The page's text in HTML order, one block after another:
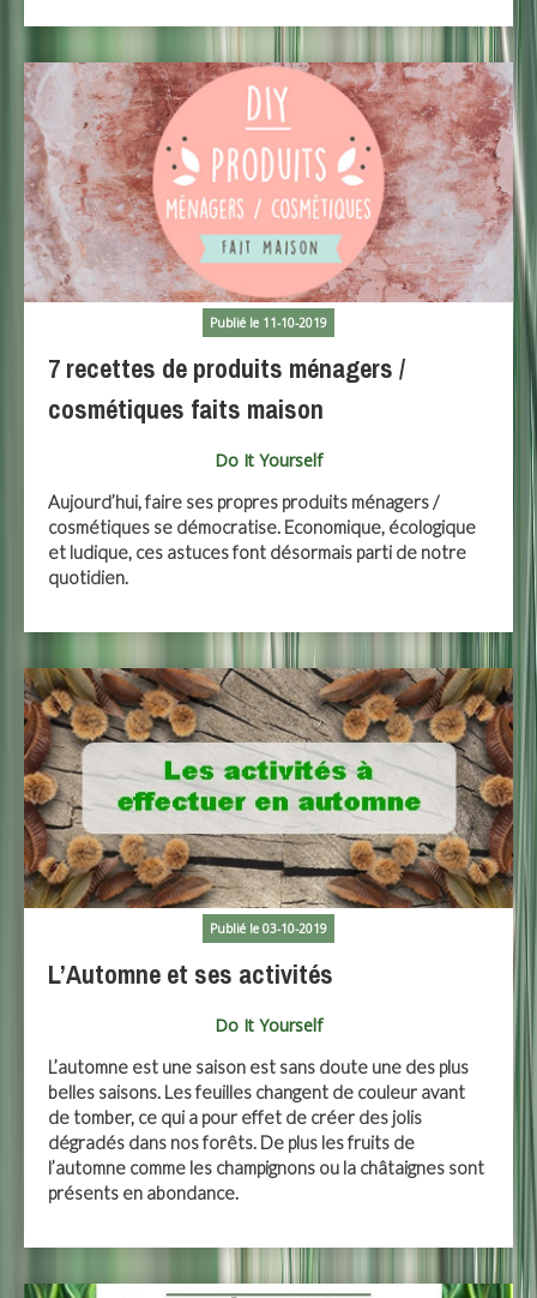
Publié le 11-10-2019
7 recettes de produits ménagers /
cosmétiques faits maison
Do It Yourself
Aujourd’hui, faire ses propres produits ménagers /
cosmétiques se démocratise. Economique, écologique
et ludique, ces astuces font désormais parti de notre
quotidien.
Publié le 03-10-2019
L’Automne et ses activités
Do It Yourself
L’automne est une saison est sans doute une des plus
belles saisons. Les feuilles changent de couleur avant
de tomber, ce qui a pour effet de créer des jolis
dégradés dans nos forêts. De plus les fruits de
l’automne comme les champignons ou la châtaignes sont
présents en abondance.